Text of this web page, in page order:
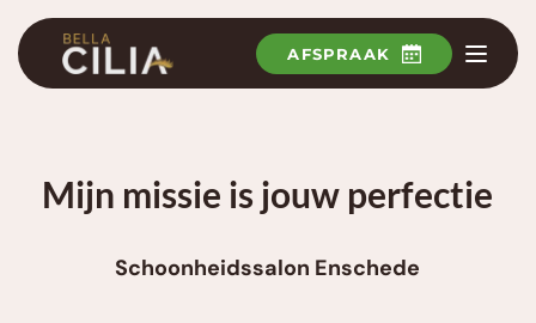
naar
inhoud
AFSPRAAK
Mijn missie is jouw perfectie
Schoonheidssalon Enschede